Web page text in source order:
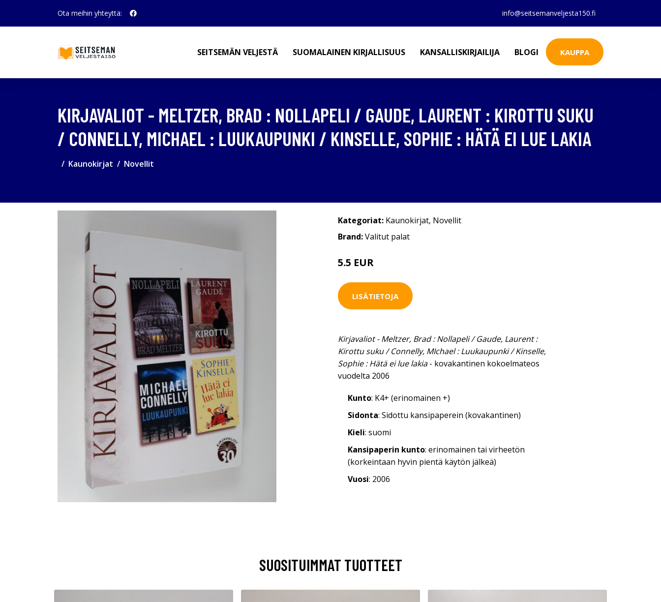
Ota meihin yhteyttä: info@seitsemanveljesta150.fi
SEITSEMÄN VELJESTÄ SUOMALAINEN KIRJALLISUUS KANSALLISKIRJAILIJA BLOGI KAUPPA
KIRJAVALIOT - MELTZER, BRAD : NOLLAPELI / GAUDE, LAURENT : KIROTTU SUKU
/ CONNELLY, MICHAEL : LUUKAUPUNKI / KINSELLE, SOPHIE : HÄTÄ EI LUE LAKIA
Kaunokirjat Novellit
Kategoriat: Kaunokirjat, Novellit
Brand:Valitut palat
5.5 EUR
LISÄTIETOJA
Kirjavaliot - Meltzer, Brad : Nollapeli / Gaude, Laurent :
Kirottu suku / Connelly, MIchael : Luukaupunki / Kinselle,
Sophie : Hätä ei lue lakia- kovakantinen kokoelmateos
vuodelta 2006
Kunto: K4+ (erinomainen +)
Sidonta: Sidottu kansipaperein (kovakantinen)
Kieli: suomi
Kansipaperin kunto: erinomainen tai virheetön
(korkeintaan hyvin pientä käytön jälkeä)
Vuosi: 2006
SUOSITUIMMAT TUOTTEET